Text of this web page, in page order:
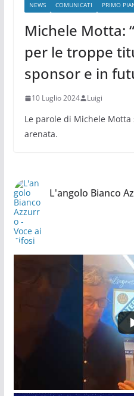
NEWS COMUNICATI PRIMO
Michele Motta:
per le troppe
sponsor e in
10 Luglio 2024 Luigi
Le parole di Michele
arenata.
L'angolo Bianco